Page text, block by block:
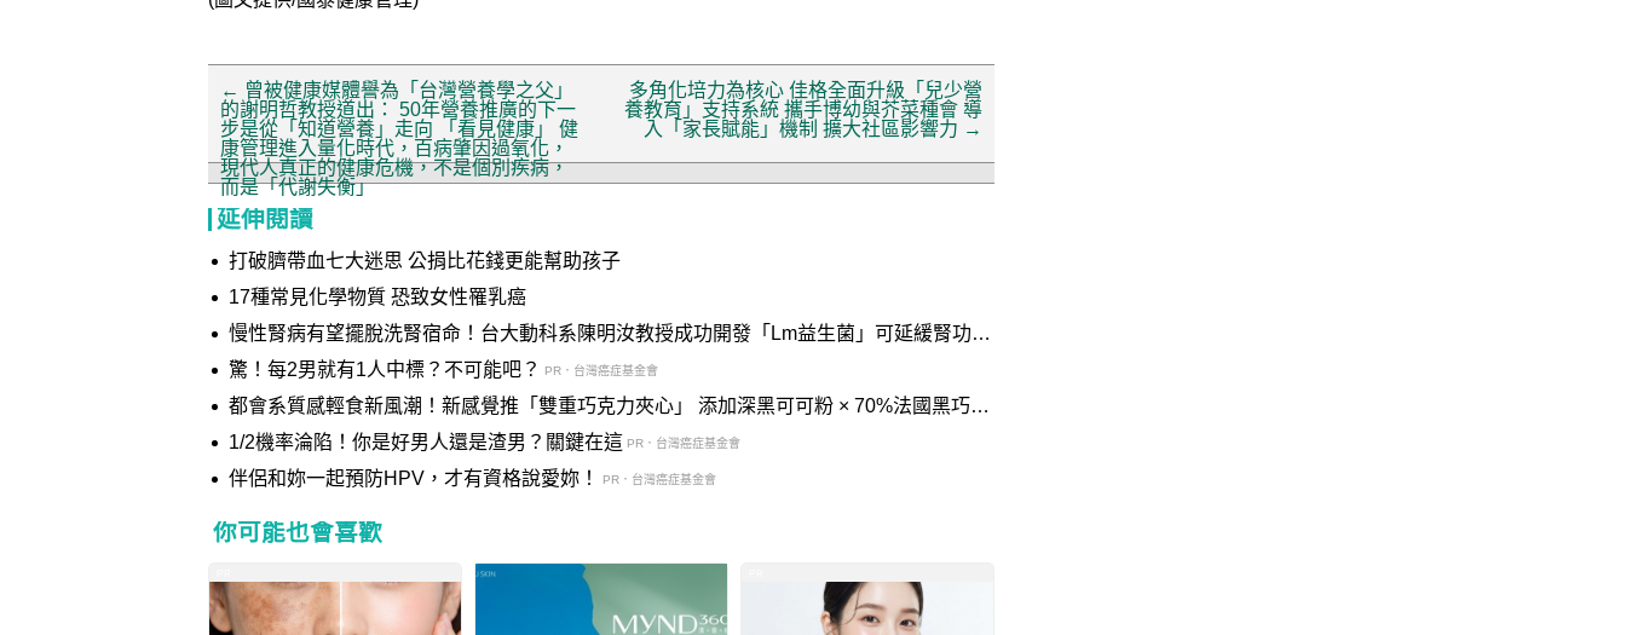
← 曾被健康媒體譽為「台灣營養學之父」
的謝明哲教授道出： 50年營養推廣的下一
步是從「知道營養」走向 「看見健康」 健
康管理進入量化時代，百病肇因過氧化，
現代人真正的健康危機，不是個別疾病，
而是「代謝失衡」
多角化培力為核心 佳格全面升級「兒少營
養教育」支持系統 攜手博幼與芥菜種會 導
入「家長賦能」機制 擴大社區影響力 →
延伸閱讀
打破臍帶血七大迷思 公捐比花錢更能幫助孩子
17種常見化學物質 恐致女性罹乳癌
慢性腎病有望擺脫洗腎宿命！台大動科系陳明汝教授成功開發「Lm益生菌」可延緩腎功能
惡化 榮獲國家新創獎肯定
驚！每2男就有1人中標？不可能吧？ PR．台灣癌症基金會
都會系質感輕食新風潮！新感覺推「雙重巧克力夾心」 添加深黑可可粉 × 70%法國黑巧交
織 打造多層次味蕾體驗
1/2機率淪陷！你是好男人還是渣男？關鍵在這 PR．台灣癌症基金會
伴侶和妳一起預防HPV，才有資格說愛妳！ PR．台灣癌症基金會
你可能也會喜歡